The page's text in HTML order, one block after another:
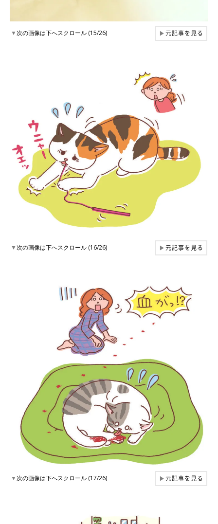
▼次の画像は下へスクロール (15/26) ▶元記事を見る
▼次の画像は下へスクロール (16/26) ▶元記事を見る
▼次の画像は下へスクロール (17/26) ▶元記事を見る